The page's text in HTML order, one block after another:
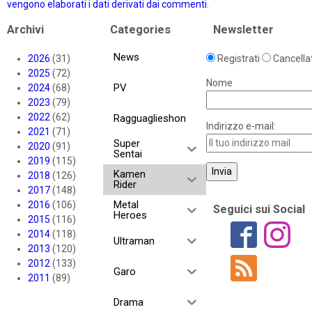
vengono elaborati i dati derivati dai commenti.
Archivi
2026 (31)
2025 (72)
2024(68)
2023 (79)
2022(62)
2021 (71)
2020 (91)
2019 (115)
2018 (126)
2017(148)
2016 (106)
2015 (116)
2014(118)
2013 (120)
2012(133)
2011 (89)
Categories
News
PV
Ragguaglieshon
Super
Sentai
Kamen
Rider
Metal
Heroes
Ultraman
Garo
Drama
Newsletter
Registrati
Nome
Indirizzo e-mail:
Seguici sui Social